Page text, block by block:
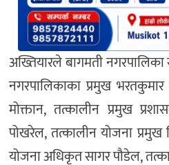
अख्तियारले बागमती नगरपालिका
नगरपालिकाका प्रमुख भरतकुमार
मोक्तान, तत्कालीन प्रमुख
पोखरेल, तत्कालीन योजना प्रमुख
योजना अधिकृत सागर पौडेल,